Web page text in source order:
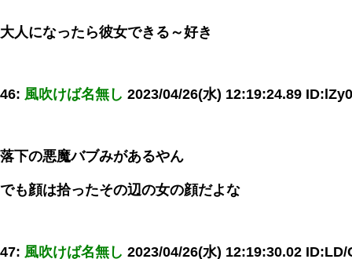
大人になったら彼女できる～好き
46: 風吹けば名無し 2023/04/26(水) 12:19:24.89
落下の悪魔バブみがあるやん
でも顔は拾ったその辺の女の顔だよな
47: 風吹けば名無し 2023/04/26(水) 12:19:30.02 ID:LD/